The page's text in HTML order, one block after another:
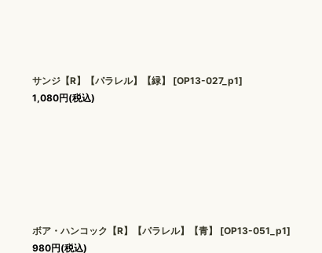
サンジ【R】【パラレル】【緑】 [OP13-027_p1]
1,080円(税込)
ボア・ハンコック【R】【パラレル】【青】 [OP13-051_p1]
980円(税込)